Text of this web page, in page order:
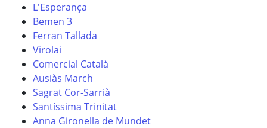
L'Esperança
Bemen 3
Ferran Tallada
Virolai
Comercial Català
Ausiàs March
Sagrat Cor-Sarrià
Santíssima Trinitat
Anna Gironella de Mundet